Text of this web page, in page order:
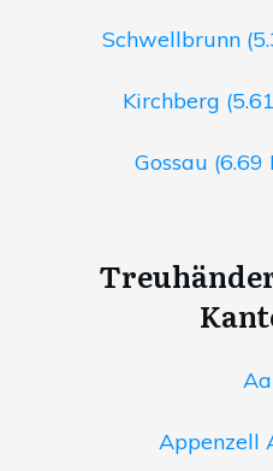
Schwellbrunn
Kirchberg
Gossau
Appenzell